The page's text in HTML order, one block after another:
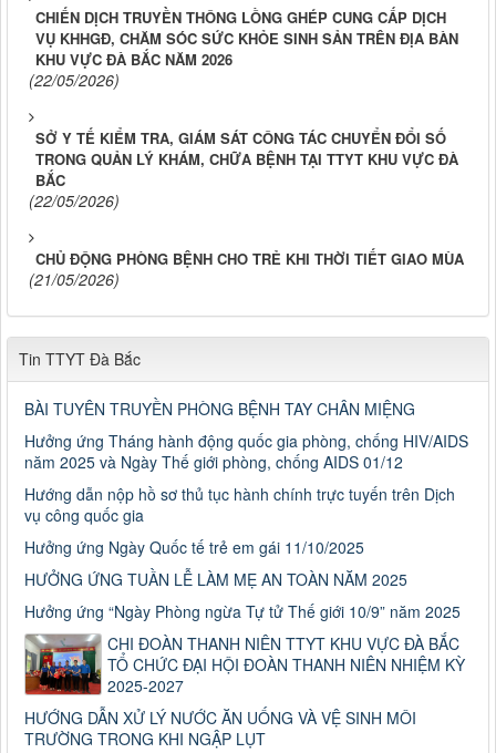
CHIẾN DỊCH TRUYỀN THÔNG LỒNG GHÉP CUNG CẤP DỊCH
VỤ KHHGĐ, CHĂM SÓC SỨC KHỎE SINH SẢN TRÊN ĐỊA BÀN
KHU VỰC ĐÀ BẮC NĂM 2026
(22/05/2026)
SỞ Y TẾ KIỂM TRA, GIÁM SÁT CÔNG TÁC CHUYỂN ĐỔI SỐ
TRONG QUẢN LÝ KHÁM, CHỮA BỆNH TẠI TTYT KHU VỰC ĐÀ
BẮC
(22/05/2026)
CHỦ ĐỘNG PHÒNG BỆNH CHO TRẺ KHI THỜI TIẾT GIAO MÙA
(21/05/2026)
Tin TTYT Đà Bắc
BÀI TUYÊN TRUYỀN PHÒNG BỆNH TAY CHÂN MIỆNG
Hưởng ứng Tháng hành động quốc gia phòng, chống HIV/AIDS
năm 2025 và Ngày Thế giới phòng, chống AIDS 01/12
Hướng dẫn nộp hồ sơ thủ tục hành chính trực tuyến trên Dịch
vụ công quốc gia
Hưởng ứng Ngày Quốc tế trẻ em gái 11/10/2025
HƯỞNG ỨNG TUẦN LỄ LÀM MẸ AN TOÀN NĂM 2025
Hưởng ứng “Ngày Phòng ngừa Tự tử Thế giới 10/9” năm 2025
CHI ĐOÀN THANH NIÊN TTYT KHU VỰC ĐÀ BẮC
TỔ CHỨC ĐẠI HỘI ĐOÀN THANH NIÊN NHIỆM KỲ
2025-2027
HƯỚNG DẪN XỬ LÝ NƯỚC ĂN UỐNG VÀ VỆ SINH MÔI
TRƯỜNG TRONG KHI NGẬP LỤT